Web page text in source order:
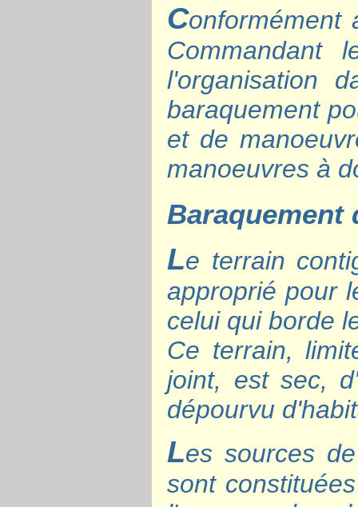
Conformément
Commandant
l'organisation
baraquement
et de
manoeuvres à
Baraquement
Le terrain
approprié pour
celui qui borde
Ce terrain,
joint, est sec,
dépourvu
Les sources
sont